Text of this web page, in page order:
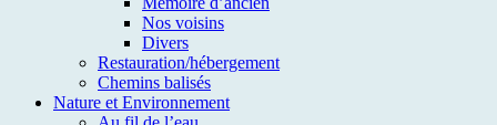
Nos voisins
Divers
Restauration/hébergement
Chemins balisés
Nature et Environnement